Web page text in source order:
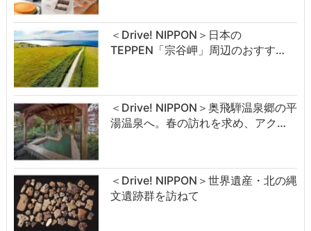
＜Drive! NIPPON＞日本の
TEPPEN「宗谷岬」周辺のおすす…
＜Drive! NIPPON＞奥飛騨温泉郷の平
湯温泉へ。春の訪れを求め、アク…
＜Drive! NIPPON＞世界遺産・北の縄
文遺跡群を訪ねて